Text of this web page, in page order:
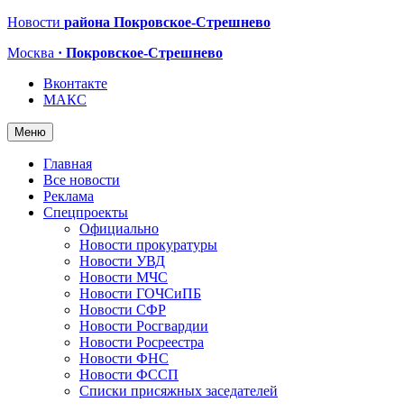
Новости района Покровское-Стрешнево
Москва · Покровское-Стрешнево
Вконтакте
МАКС
Меню
Главная
Все новости
Реклама
Спецпроекты
Официально
Новости прокуратуры
Новости УВД
Новости МЧС
Новости ГОЧСиПБ
Новости СФР
Новости Росгвардии
Новости Росреестра
Новости ФНС
Новости ФССП
Списки присяжных заседателей